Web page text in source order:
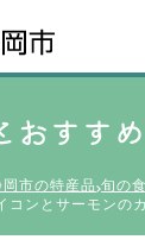
おすす
岡市の特産品 旬の
コンとサーモンの